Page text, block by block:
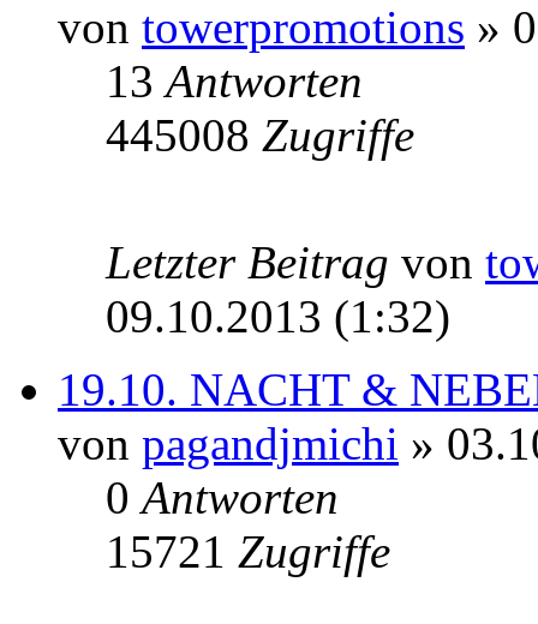
von towerpromotions »
13Antworten
445008 Zugriffe
Letzter Beitrag von
09.10.2013 (1:32)
19.10. NACHT &
von pagandjmichi »
0Antworten
15721 Zugriffe